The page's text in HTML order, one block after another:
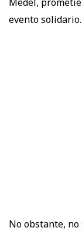
evento solidario.
No obstante,